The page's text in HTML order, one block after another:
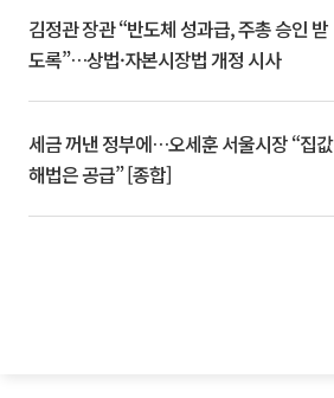
김정관 장관 “반도체 성과급, 주총 승인 받
도록”…상법·자본시장법 개정 시사
세금 꺼낸 정부에…오세훈 서울시장 “집값
해법은 공급” [종합]